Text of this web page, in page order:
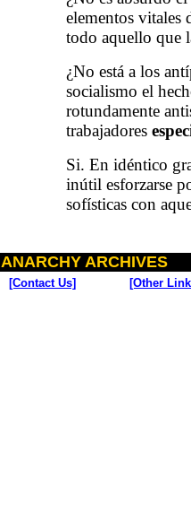
elementos vitales
todo aquello que
¿No está a los
socialismo el
rotundamente
trabajadores
Si. En idéntico
inútil esforzarse
sofísticas con
ANARCHY ARCHIVES
[Contact Us] [Other